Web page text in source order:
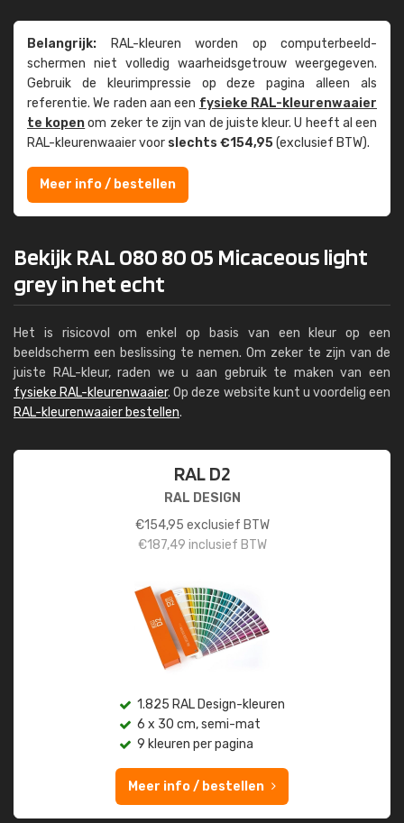
Belangrijk: RAL-kleuren worden op computer­beeld­
schermen niet volledig waarheids­­getrouw weer­gegeven.
Gebruik de kleur­impressie op deze pagina alleen als
referentie. We raden aan een fysieke RAL-kleuren­waaier
te kopenom zeker te zijn van de juiste kleur. U heeft al een
RAL-kleuren­waaier voor slechts €154,95(exclusief BTW).
Meer info / bestellen
Bekijk RAL 080 80 05 Micaceous light
grey in het echt
Het is risicovol om enkel op basis van een kleur op een
beeldscherm een beslissing te nemen. Om zeker te zijn van de
juiste RAL-kleur, raden we u aan gebruik te maken van een
fysieke RAL-kleurenwaaier. Op deze website kunt u voordelig een
RAL-kleurenwaaier bestellen.
RAL D2
RAL DESIGN
€154,95 exclusief BTW
€187,49 inclusief BTW
1.825 RAL Design-kleuren
6 x 30 cm, semi-mat
9 kleuren per pagina
Meer info / bestellen